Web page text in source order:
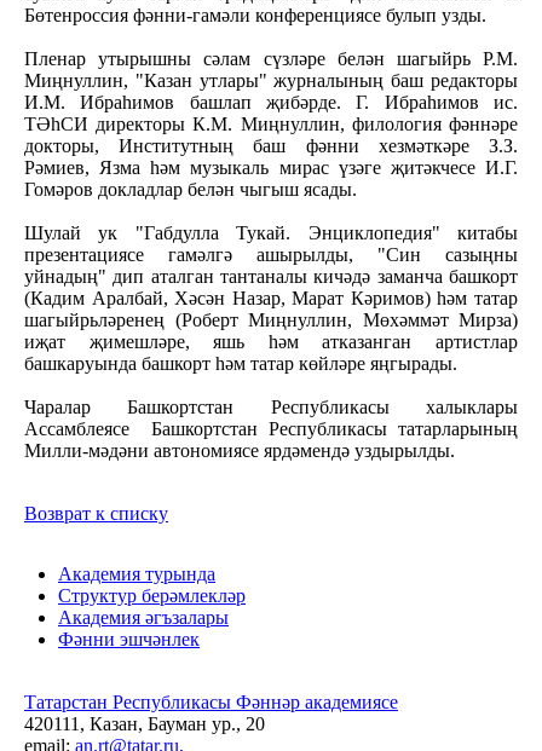
Бөтенроссия фәнни-гамәли конференциясе булып узды.
Пленар утырышны сәлам сүзләре белән шагыйрь Р.М.
Миңнуллин, "Казан утлары" журналының баш редакторы
И.М. Ибраһимов башлап җибәрде. Г. Ибраһимов ис.
ТӘһСИ директоры К.М. Миңнуллин, филология фәннәре
докторы, Институтның баш фәнни хезмәткәре З.З.
Рәмиев, Язма һәм музыкаль мирас үзәге җитәкчесе И.Г.
Гомәров докладлар белән чыгыш ясады.
Шулай ук "Габдулла Тукай. Энциклопедия" китабы
презентациясе гамәлгә ашырылды, "Син сазыңны
уйнадың" дип аталган тантаналы кичәдә заманча башкорт
(Кадим Аралбай, Хәсән Назар, Марат Кәримов) һәм татар
шагыйрьләренең (Роберт Миңнуллин, Мөхәммәт Мирза)
иҗат җимешләре, яшь һәм атказанган артистлар
башкаруында башкорт һәм татар көйләре яңгырады.
Чаралар Башкортстан Республикасы халыклары
Ассамблеясе Башкортстан Республикасы татарларының
Милли-мәдәни автономиясе ярдәмендә уздырылды.
Возврат к списку
Академия турында
Структур берәмлекләр
Академия әгъзалары
Фәнни эшчәнлек
Татарстан Республикасы Фәннәр академиясе
420111, Казан, Бауман ур., 20
email: an.rt@tatar.ru,